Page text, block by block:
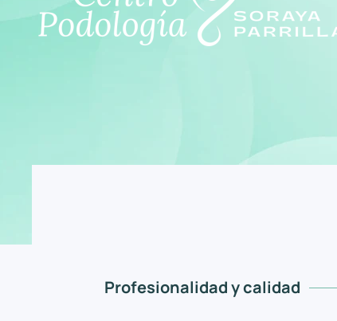
Profesionalidad y calidad